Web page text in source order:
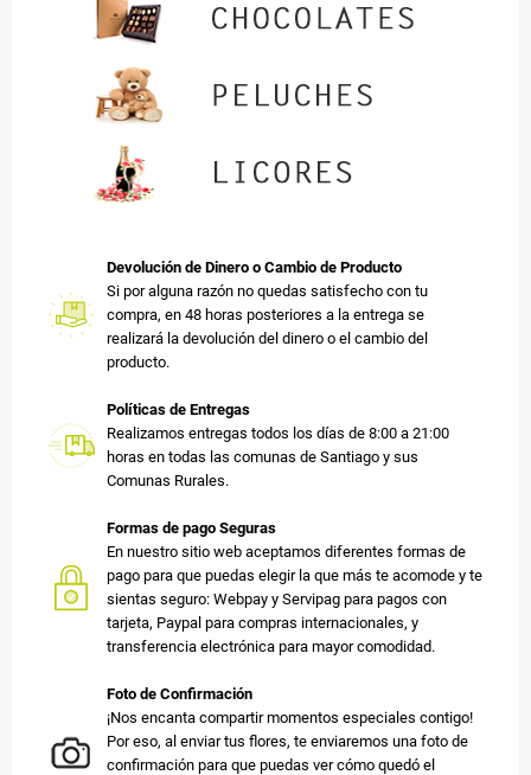
Devolución de Dinero o Cambio de Producto
Si por alguna razón no quedas satisfecho con tu
compra, en 48 horas posteriores a la entrega se
realizará la devolución del dinero o el cambio del
producto.
Políticas de Entregas
Realizamos entregas todos los días de 8:00 a 21:00
horas en todas las comunas de Santiago y sus
Comunas Rurales.
Formas de pago Seguras
En nuestro sitio web aceptamos diferentes formas de
pago para que puedas elegir la que más te acomode y te
sientas seguro: Webpay y Servipag para pagos con
tarjeta, Paypal para compras internacionales, y
transferencia electrónica para mayor comodidad.
Foto de Confirmación
¡Nos encanta compartir momentos especiales contigo!
Por eso, al enviar tus flores, te enviaremos una foto de
confirmación para que puedas ver cómo quedó el